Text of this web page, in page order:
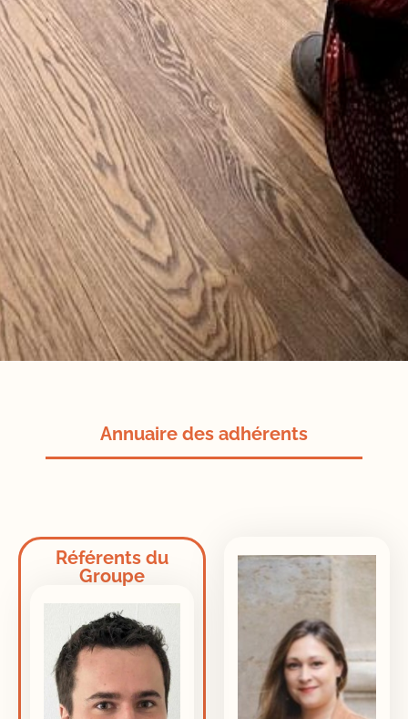
Annuaire des adhérents
Référents du
Groupe